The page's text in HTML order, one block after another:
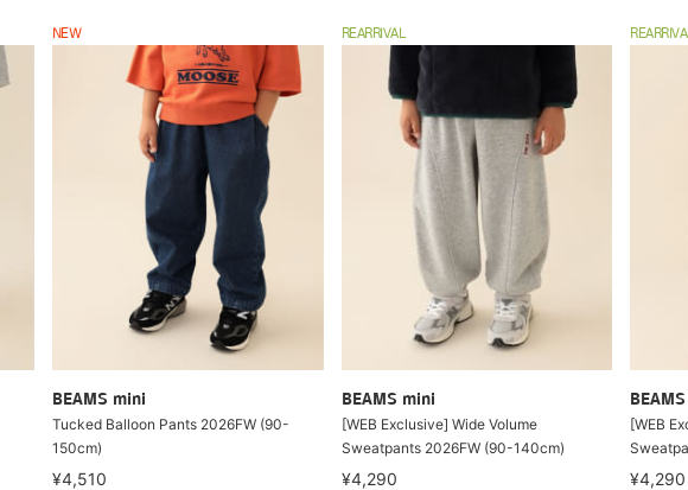
NEW
BEAMS mini
Tucked Balloon Pants 2026FW (90-
150cm)
¥4,510
REARRIVAL
BEAMS mini
[WEB Exclusive] Wide Volume
Sweatpants 2026FW (90-140cm)
¥4,290
[WEB
¥4,290